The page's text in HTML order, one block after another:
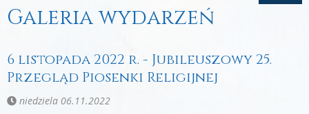
Galeria wydarzeń
6 listopada 2022 r. - Jubileuszowy 25.
Przegląd Piosenki Religijnej
niedziela 06.11.2022